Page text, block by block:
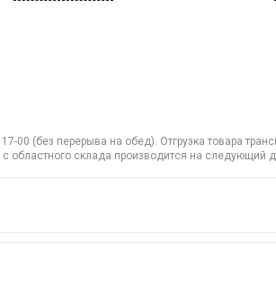
00 (без перерыва на обед). Отгрузка товара
областного склада производится на следующий